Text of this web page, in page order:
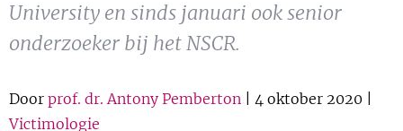
University en sinds januari ook senior
onderzoeker bij het NSCR.
Door prof. dr. Antony Pemberton | 4 oktober 2020 |
Victimologie